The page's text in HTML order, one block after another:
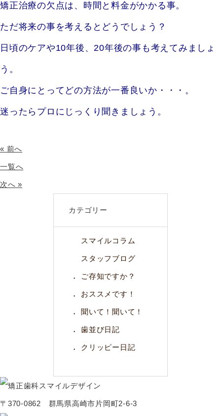
矯正治療の欠点は、時間と料金がかかる事。
ただ将来の事を考えるとどうでしょう？
日頃のケアや10年後、20年後の事も考えてみましょ
う。
ご自身にとってどの方法が一番良いか・・・。
迷ったらプロにじっくり聞きましょう。
« 前へ
一覧へ
次へ »
カテゴリー
スマイルコラム
スタッフブログ
ご存知ですか？
おススメです！
聞いて！聞いて！
歯並び日記
クリッピー日記
〒370-0862 群馬県高崎市片岡町2-6-3